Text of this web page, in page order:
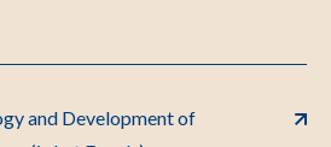
and Development of